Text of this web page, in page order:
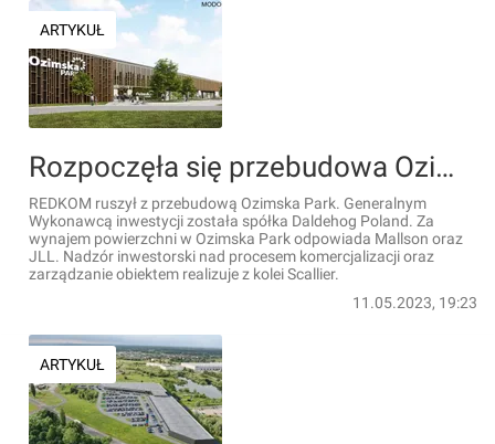
ARTYKUŁ
Rozpoczęła się przebudowa Ozimska Park w Opolu [ZDJĘCIA + WIZUALIZACJE]
REDKOM ruszył z przebudową Ozimska Park. Generalnym
Wykonawcą inwestycji została spółka Daldehog Poland. Za
wynajem powierzchni w Ozimska Park odpowiada Mallson oraz
JLL. Nadzór inwestorski nad procesem komercjalizacji oraz
zarządzanie obiektem realizuje z kolei Scallier.
11.05.2023, 19:23
ARTYKUŁ